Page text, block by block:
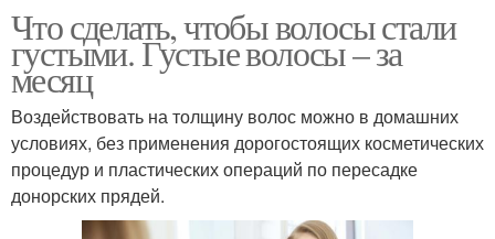
Что сделать, чтобы волосы стали
густыми. Густые волосы – за
месяц
Воздействовать на толщину волос можно в домашних
условиях, без применения дорогостоящих косметических
процедур и пластических операций по пересадке
донорских прядей.